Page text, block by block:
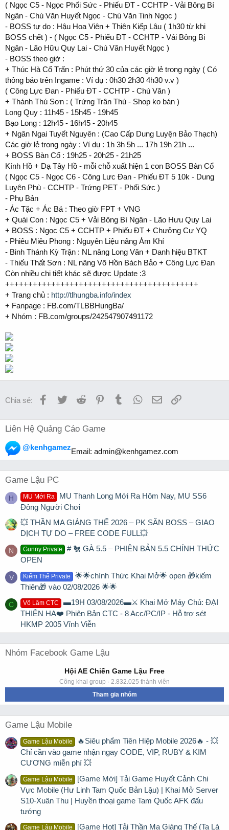
( Ngọc C5 - Ngọc Phối Sức - Phiếu ĐT - CCHTP - Vải Bông Bí
Ngân - Chú Văn Huyết Ngọc - Chú Văn Tinh Ngọc )
- BOSS tự do : Hậu Hoa Viên + Thiên Kiếp Lâu ( 1h30 từ khi
BOSS chết ) - ( Ngọc C5 - Phiếu ĐT - CCHTP - Vải Bông Bi
Ngân - Lão Hữu Quy Lai - Chú Văn Huyết Ngọc )
- BOSS theo giờ :
+ Thúc Hà Cố Trấn : Phút thứ 30 của các giờ lẻ trong ngày ( Có
thông báo trên Ingame : Ví dụ : 0h30 2h30 4h30 v.v )
( Công Lực Đan - Phiếu ĐT - CCHTP - Chú Văn )
+ Thánh Thú Sơn : ( Trứng Trân Thú - Shop ko bán )
Long Quy : 11h45 - 15h45 - 19h45
Bạo Long : 12h45 - 16h45 - 20h45
+ Ngân Ngai Tuyết Nguyên : (Cao Cấp Dung Luyện Bảo Thạch)
Các giờ lẻ trong ngày : Ví dụ : 1h 3h 5h ... 17h 19h 21h ...
+ BOSS Bàn Cổ : 19h25 - 20h25 - 21h25
Kính Hồ + Dạ Tây Hồ - mỗi chỗ xuất hiện 1 con BOSS Bàn Cổ
( Ngọc C5 - Ngọc C6 - Công Lưc Đan - Phiếu ĐT 5 10k - Dung
Luyện Phù - CCHTP - Trứng PET - Phối Sức )
- Phụ Bản
- Ác Tặc + Ác Bá : Theo giờ FPT + VNG
+ Quái Con : Ngọc C5 + Vải Bông Bí Ngân - Lão Hưu Quy Lai
+ BOSS : Ngọc C5 + CCHTP + Phiếu ĐT + Chưởng Cự YQ
- Phiêu Miêu Phong : Nguyên Liệu nâng Ám Khí
- Binh Thánh Kỳ Trận : NL nâng Long Văn + Danh hiệu BTKT
- Thiếu Thất Sơn : NL nâng Võ Hồn Bách Bảo + Công Lực Đan
Còn nhiều chi tiết khác sẽ được Update :3
++++++++++++++++++++++++++++++++++++++++++
+ Trang chủ : http://tlhungba.info/index
+ Fanpage : FB.com/TLBBHungBa/
+ Nhóm : FB.com/groups/242547907491172
Chia sẻ: Facebook
TwitterReddit PinterestTumblrWhatsApp
EmailLink
Liên Hệ Quảng Cáo Game
@kenhgamezEmail: admin@kenhgamez.com
Game Lậu PC
H MU Mới Ra
MU Thanh Long Mới Ra Hôm Nay, MU SS6
Đông Người Chơi
💥 THẦN MA GIÁNG THẾ 2026 – PK SĂN BOSS – GIAO
DỊCH TỰ DO – FREE CODE FULL💥
N Gunny Private
# 🐔 GÀ 5.5 – PHIÊN BẢN 5.5 CHÍNH THỨC
OPEN
V Kiếm Thế Private
🌟🌟chính Thức Khai Mở🌟 open 🎁kiếm
Thiên🎁 vào 02/08/2026 🌟🌟
C Võ Lâm CTC
▬19H 03/08/2026▬⚔️ Khai Mở Máy Chủ: ĐẠI
THIÊN HẠ❤️ Phiên Bản CTC - 8 Acc/PC/IP - Hỗ trợ sét
HKMP 2005 Vĩnh Viễn
Nhóm Facebook Game Lậu
Hội AE Chiến Game Lậu Free
Công khai group · 2.832.025 thành viên
Tham gia nhóm
Game Lậu Mobile
Game Lậu Mobile
🔥Siêu phẩm Tiên Hiệp Mobile 2026🔥 - 💥
Chỉ cần vào game nhận ngay CODE, VIP, RUBY & KIM
CƯƠNG miễn phí 💥
Game Lậu Mobile
[Game Mới] Tải Game Huyết Cảnh Chi
Vực Mobile (Hư Linh Tam Quốc Bản Lậu) | Khai Mở Server
S10-Xuân Thu | Huyền thoại game Tam Quốc AFK đấu
tướng
Game Lậu Mobile [Game Hot] Tải Thần Ma Giáng Thế (Ta Là